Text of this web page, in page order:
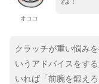
オココ
クラッチが重い悩み
いうアドバイスをす
いれば「前腕を鍛え